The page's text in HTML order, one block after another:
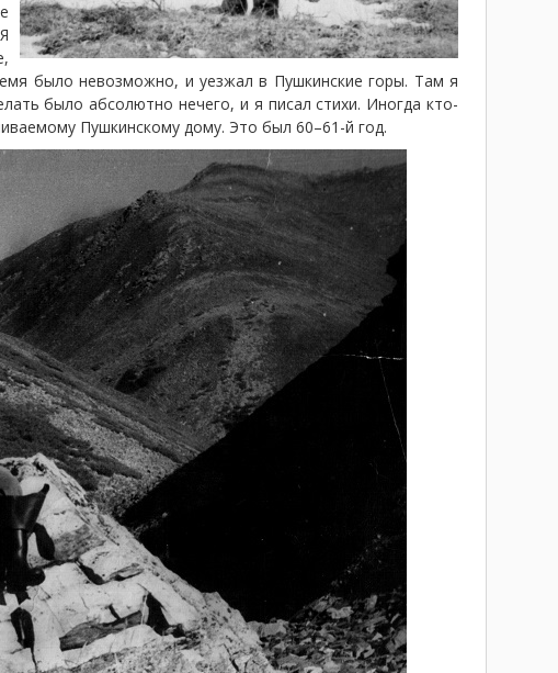
было невозможно, и уезжал в Пушкинские горы. Там я
было абсолютно нечего, и я писал стихи. Иногда кто-
Пушкинскому дому. Это был 60–61-й год.